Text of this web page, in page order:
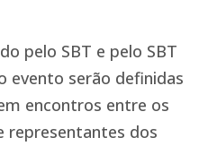
pelo SBT e pelo SBT
evento serão definidas
encontros entre os
representantes dos